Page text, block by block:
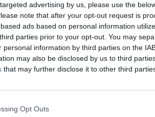
advertising by us, please use the
note that after your opt-out request is
ads based on personal information
parties prior to your opt-out. You may
information by third parties on the
may also be disclosed by us to third
that may further disclose it to other third
Opt Outs
es va conèixer el calendari de la
dia 10 de setembre. L’estrena a
setembre davant el filial de la Pobla de